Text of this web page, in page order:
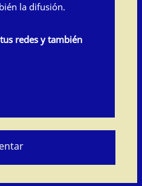
la difusión.
redes y también